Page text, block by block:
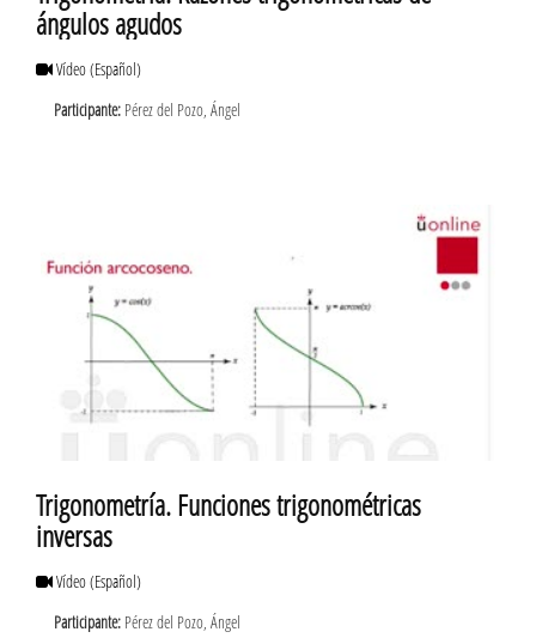
ángulos agudos
Vídeo(Español)
Participante: Pérez del Pozo, Ángel
Trigonometría. Funciones trigonométricas
inversas
Vídeo(Español)
Participante: Pérez del Pozo, Ángel